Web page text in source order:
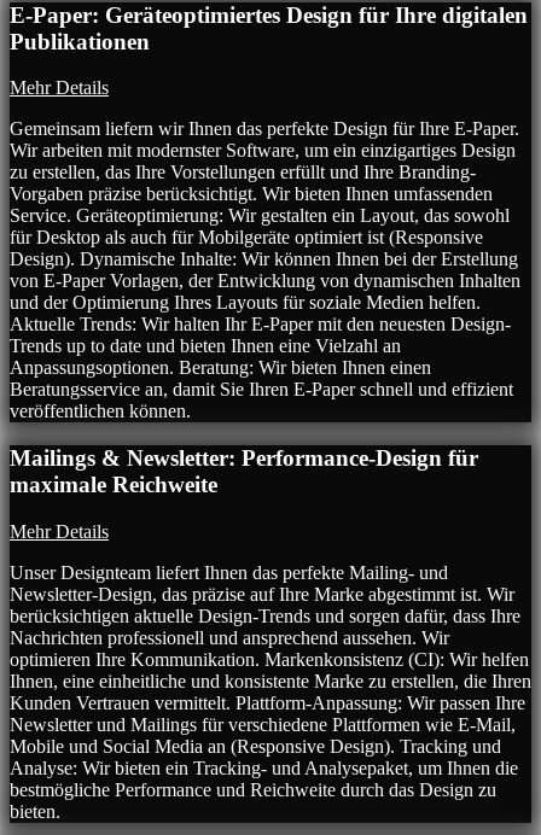
E-Paper: Geräteoptimiertes Design für Ihre digitalen
Publikationen
Mehr Details
Gemeinsam liefern wir Ihnen das perfekte Design für Ihre E-Paper.
Wir arbeiten mit modernster Software, um ein einzigartiges Design
zu erstellen, das Ihre Vorstellungen erfüllt und Ihre Branding-
Vorgaben präzise berücksichtigt. Wir bieten Ihnen umfassenden
Service. Geräteoptimierung: Wir gestalten ein Layout, das sowohl
für Desktop als auch für Mobilgeräte optimiert ist (Responsive
Design). Dynamische Inhalte: Wir können Ihnen bei der Erstellung
von E-Paper Vorlagen, der Entwicklung von dynamischen Inhalten
und der Optimierung Ihres Layouts für soziale Medien helfen.
Aktuelle Trends: Wir halten Ihr E-Paper mit den neuesten Design-
Trends up to date und bieten Ihnen eine Vielzahl an
Anpassungsoptionen. Beratung: Wir bieten Ihnen einen
Beratungsservice an, damit Sie Ihren E-Paper schnell und effizient
veröffentlichen können.
Mailings & Newsletter: Performance-Design für
maximale Reichweite
Mehr Details
Unser Designteam liefert Ihnen das perfekte Mailing- und
Newsletter-Design, das präzise auf Ihre Marke abgestimmt ist. Wir
berücksichtigen aktuelle Design-Trends und sorgen dafür, dass Ihre
Nachrichten professionell und ansprechend aussehen. Wir
optimieren Ihre Kommunikation. Markenkonsistenz (CI): Wir helfen
Ihnen, eine einheitliche und konsistente Marke zu erstellen, die Ihren
Kunden Vertrauen vermittelt. Plattform-Anpassung: Wir passen Ihre
Newsletter und Mailings für verschiedene Plattformen wie E-Mail,
Mobile und Social Media an (Responsive Design). Tracking und
Analyse: Wir bieten ein Tracking- und Analysepaket, um Ihnen die
bestmögliche Performance und Reichweite durch das Design zu
bieten.